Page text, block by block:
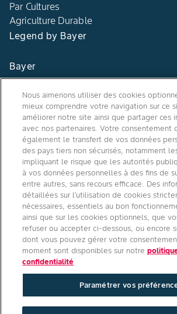
Par Cultures
Agriculture Durable
Legend by Bayer
Bayer
Contact
Qui sommes nous ?
Agro Bayer
France
Suivez-nous
Nous aimerions utiliser des cookies
mieux comprendre votre navigation sur ce
améliorer notre site ainsi que partager ces
avec nos partenaires. Votre consentement
également le transfert de vos données
des pays tiers non sécurisés, notamment
impliquant le risque que les autorités
à vos données personnelles à des fins de
entre autres, sans recours efficace. Des
détaillées sur l’utilisation de cookies
nécessaires, essentiels au bon
ainsi que sur les cookies optionnels, que
refuser ou accepter ci-dessous, ou encore
dont vous pouvez gérer votre
moment sont disponibles sur notre
confidentialité
Paramétrer vos